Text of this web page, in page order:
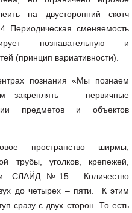
на двусторонний скотч
сменяемость
познавательную и
(принцип вариативности).
познания «Мы познаем
закреплять первичные
предметов и объектов
пространство ширмы,
трубы, уголков, крепежей,
СЛАЙД №15. Количество
до четырех – пяти. К этим
сразу с двух сторон. То есть